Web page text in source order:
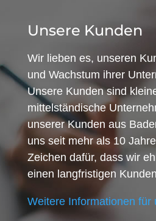
Unsere Kunden
Wir lieben es, unseren
und Wachstum ihrer
Unsere Kunden sind
mittelständische
unserer Kunden aus
uns seit mehr als 10
Zeichen dafür, dass wir
einen langfristigen
Weitere Informationen für